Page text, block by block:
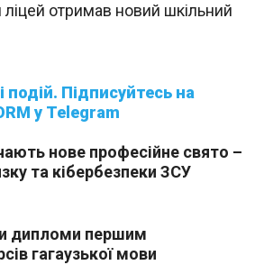
у Telegram
отримав новий шкільний
нове професійне свято –
та кібербезпеки ЗСУ
дипломи першим
гагаузької мови